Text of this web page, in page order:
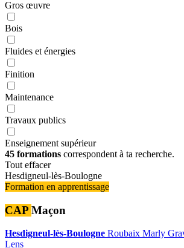
Gros œuvre
Bois
Fluides et énergies
Finition
Maintenance
Travaux publics
Enseignement supérieur
45 formations correspondent à ta recherche.
Tout effacer
Hesdigneul-lès-Boulogne
Formation en apprentissage
CAP Maçon
Hesdigneul-lès-Boulogne Roubaix Marly
Lens